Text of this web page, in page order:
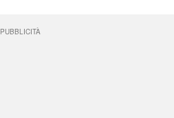
PUBBLICITÀ